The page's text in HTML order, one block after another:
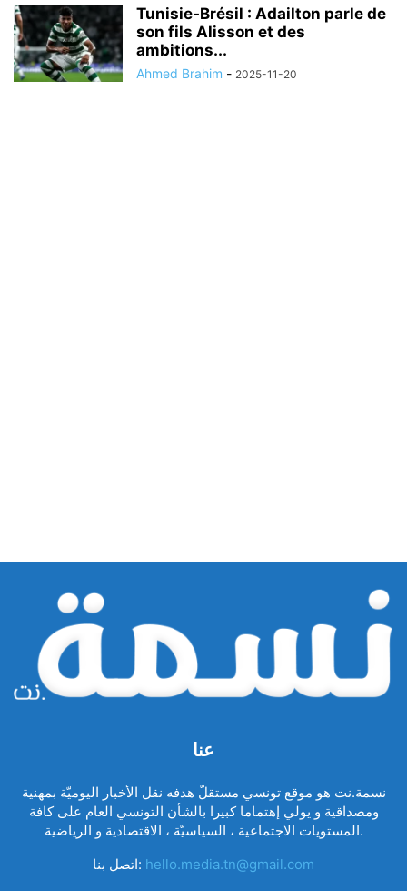
Tunisie‑Brésil : Adailton parle de
son fils Alisson et des
ambitions...
Ahmed Brahim - 2025-11-20
عنا
نسمة.نت هو موقع تونسي مستقلّ هدفه نقل الأخبار اليوميّة بمهنية
ومصداقية و يولي إهتماما كبيرا بالشأن التونسي العام على كافة
المستويات الاجتماعية ، السياسيّة ، الاقتصادية و الرياضية.
اتصل بنا: hello.media.tn@gmail.com